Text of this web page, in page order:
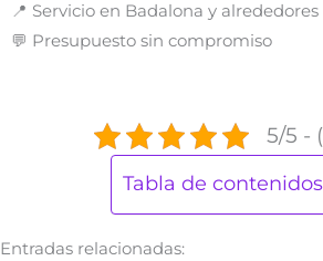
📍 Servicio en Badalona y alrededores
💬 Presupuesto sin compromiso
5/5 -
Tabla de contenidos
Entradas relacionadas: